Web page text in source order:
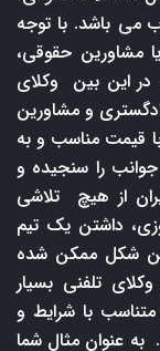
می باشد. با توجه
مشاورین حقوقی،
در این بین وکلای
و مشاورین
قیمت مناسب و به
را سنجیده و
از هیچ تلاشی
داشتن یک تیم
شکل ممکن شده
تلفنی بسیار
با شرایط و
به عنوان مثال شما